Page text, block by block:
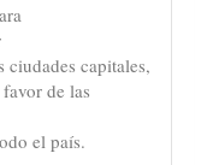
ciudades capitales,
de las
el país.